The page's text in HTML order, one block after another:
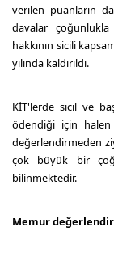
verilen puanların
davalar
hakkının sicili
yılında kaldırıldı.
KİT'lerde sicil ve
ödendiği için
değerlendirmeden
çok büyük bir
bilinmektedir.
Memur